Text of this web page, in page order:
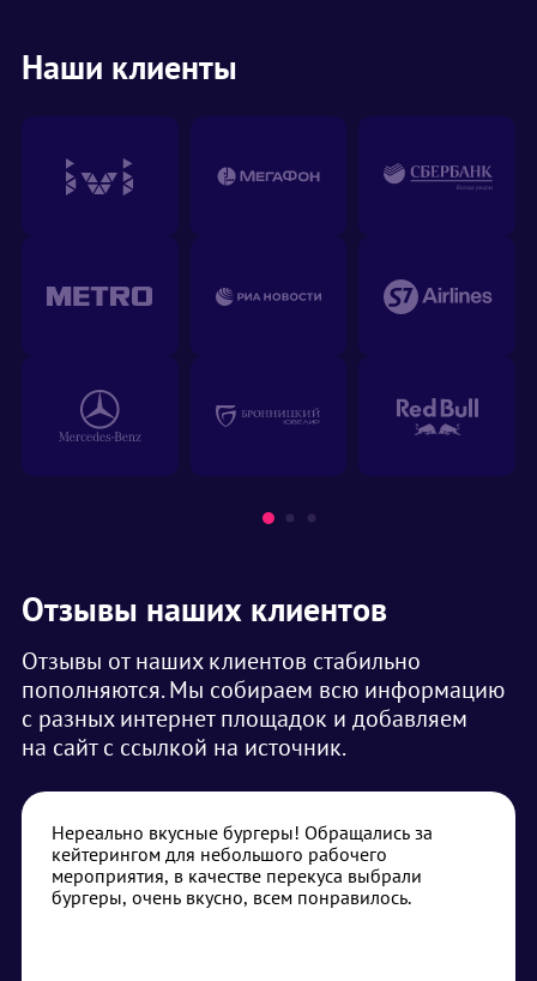
Наши клиенты
Отзывы наших клиентов
Отзывы от наших клиентов стабильно
пополняются. Мы собираем всю информацию
с разных интернет площадок и добавляем
на сайт с ссылкой на источник.
Нереально вкусные бургеры! Обращались за
кейтерингом для небольшого рабочего
мероприятия, в качестве перекуса выбрали
бургеры, очень вкусно, всем понравилось.